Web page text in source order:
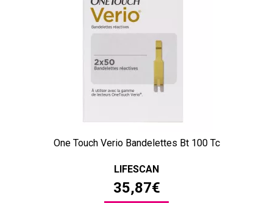
One Touch Verio Bandelettes Bt 100 Tc
LIFESCAN
35,87€